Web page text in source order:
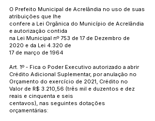
O Prefeito Municipal de Acrelândia no uso de suas
atribuições que lhe
confere a Lei Orgânica do Município de Acrelândia
e autorização contida
na Lei Municipal nº 753 de 17 de Dezembro de
2020 e da Lei 4.320 de
17 de março de 1964
Art. 1º - Fica o Poder Executivo autorizado a abrir
Crédito Adicional Suplementar, por anulação no
Orçamento do exercício de 2021, Crédito no
Valor de R$ 3.210,56 (três mil e duzentos e dez
reais e cinquenta e seis
centavos), nas seguintes dotações
orçamentárias: